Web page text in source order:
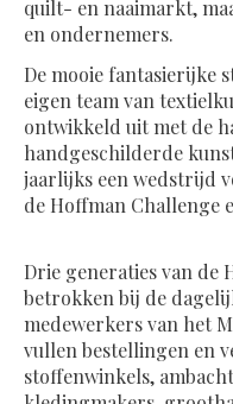
quilt- en naaimarkt,
en ondernemers.
De mooie fantasierijke
eigen team van
ontwikkeld uit met de
handgeschilderde
jaarlijks een wedstrijd
de Hoffman Challenge
Drie generaties van
betrokken bij de
medewerkers van het
vullen bestellingen en
stoffenwinkels,